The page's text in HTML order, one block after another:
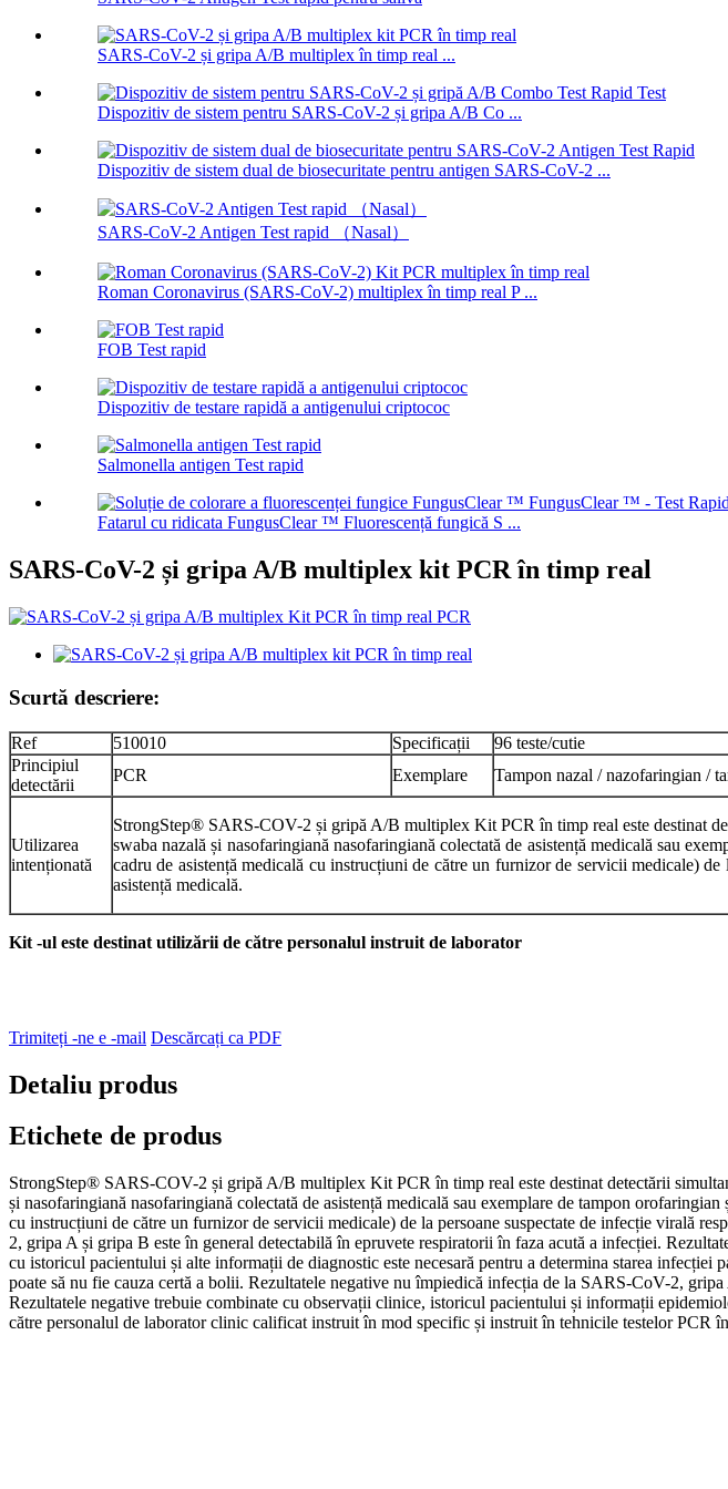
SARS-CoV-2 și gripa A/B multiplex în timp real ...
Dispozitiv de sistem pentru SARS-CoV-2 și gripa A/B Co ...
Dispozitiv de sistem dual de biosecuritate pentru antigen SARS-CoV-2 ...
SARS-CoV-2 Antigen Test rapid （Nasal）
Roman Coronavirus (SARS-CoV-2) multiplex în timp real P ...
FOB Test rapid
Dispozitiv de testare rapidă a antigenului criptococ
Salmonella antigen Test rapid
Fatarul cu ridicata FungusClear ™ Fluorescență fungică S ...
SARS-CoV-2 și gripa A/B multiplex kit PCR în timp real
Scurtă descriere:
Ref 510010 Specificații
96 teste/cutie
Principiul
detectării
PCR Exemplare Tampon nazal / nazofaringian /
Utilizarea
intenționată
StrongStep® SARS-COV-2 și gripă A/B multiplex Kit PCR în timp real este destinat
swaba nazală și nasofaringiană nasofaringiană colectată de asistență medicală sau
cadru de asistență medicală cu instrucțiuni de către un furnizor de servicii medicale)
asistență medicală.
Kit -ul este destinat utilizării de către personalul instruit de laborator
Trimiteți -ne e -mail Descărcați ca PDF
Detaliu produs
Etichete de produs
StrongStep® SARS-COV-2 și gripă A/B multiplex Kit PCR în timp real este destinat detectării
și nasofaringiană nasofaringiană colectată de asistență medicală sau exemplare de tampon
cu instrucțiuni de către un furnizor de servicii medicale) de la persoane suspectate de infecție virală
2, gripa A și gripa B este în general detectabilă în epruvete respiratorii în faza acută a infecției.
cu istoricul pacientului și alte informații de diagnostic este necesară pentru a determina starea
poate să nu fie cauza certă a bolii. Rezultatele negative nu împiedică infecția de la SARS-CoV-2,
Rezultatele negative trebuie combinate cu observații clinice, istoricul pacientului și informații
către personalul de laborator clinic calificat instruit în mod specific și instruit în tehnicile testelor PCR